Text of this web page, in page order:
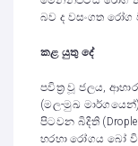
බව ද වසංගත රෝග
කළ යුතු දේ
පවිත්‍ර වූ ජලය,
(මල-මුඛ
පිටවන බිදිති
හරහා රෝගය බෝ